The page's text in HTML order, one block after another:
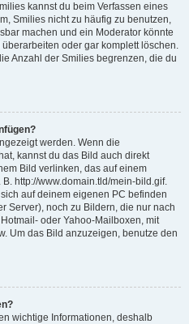
kannst du beim Verfassen eines
Smilies nicht zu häufig zu benutzen,
machen und ein Moderator könnte
oder gar komplett löschen.
Anzahl der Smilies begrenzen, die du
werden. Wenn die
kannst du das Bild auch direkt
Bild verlinken, das auf einem
http://www.domain.tld/mein-bild.gif.
auf deinem eigenen PC befinden
Server), noch zu Bildern, die nur nach
oder Yahoo-Mailboxen, mit
Um das Bild anzuzeigen, benutze den
wichtige Informationen, deshalb